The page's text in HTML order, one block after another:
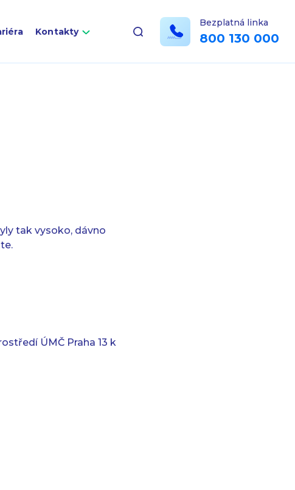
Kontakty
Bezplatná linka
800 130 000
tak vysoko, dávno
ÚMČ Praha 13 k